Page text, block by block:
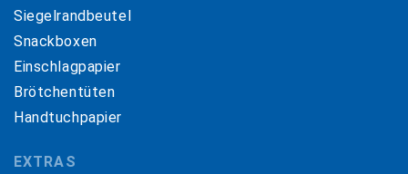
Siegelrandbeutel
Snackboxen
Einschlagpapier
Brötchentüten
Handtuchpapier
EXTRAS